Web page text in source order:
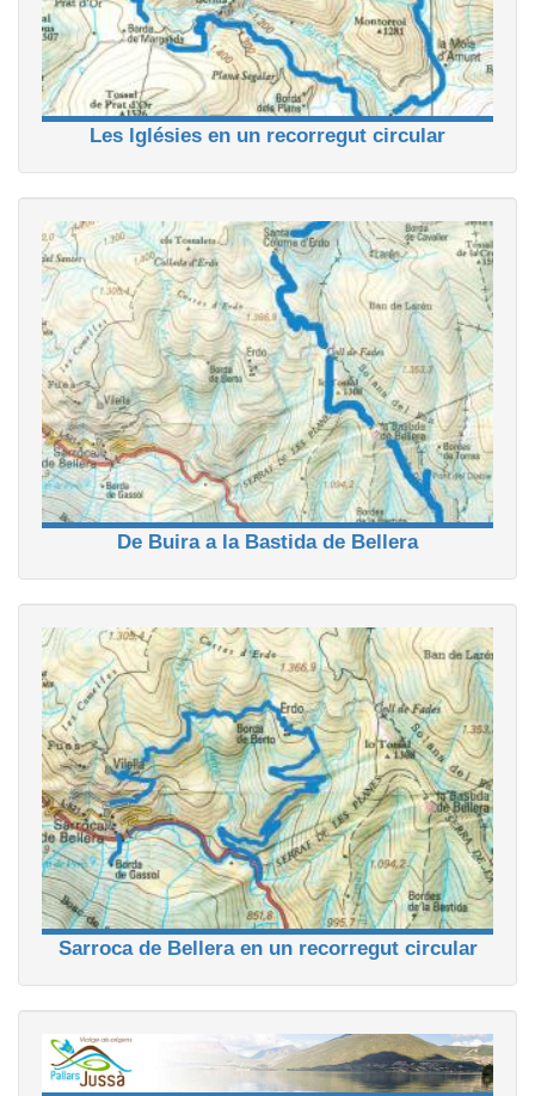
Les lglésies en un recorregut circular
De Buira a la Bastida de Bellera
Sarroca de Bellera en un recorregut circular